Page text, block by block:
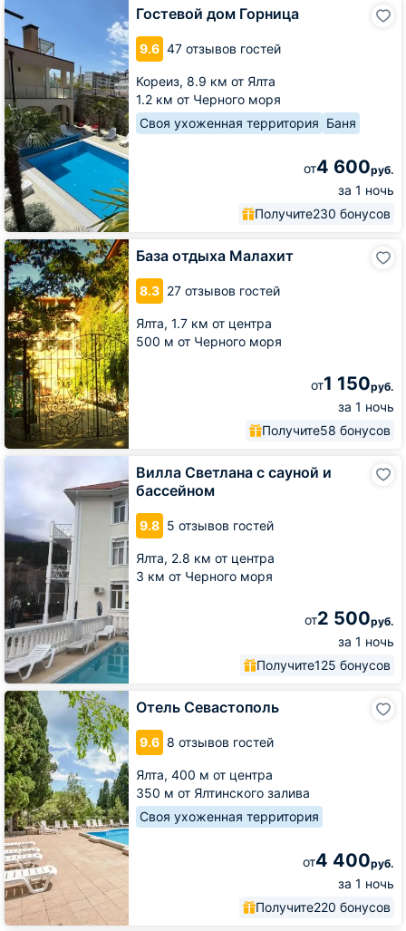
Гостевой дом Горница
9.6 47 отзывов гостей
Кореиз, 8.9 км от Ялта
1.2 км от Черного моря
Своя ухоженная территория Баня
от4 600руб.
за 1 ночь
Получите230 бонусов
Гостевой
дом
Горница
База отдыха Малахит
8.3 27 отзывов гостей
Ялта, 1.7 км от центра
500 м от Черного моря
от1 150руб.
за 1 ночь
Получите58 бонусов
База
отдыха
Малахит
Вилла Cветлана с сауной и
бассейном
9.8 5 отзывов гостей
Ялта, 2.8 км от центра
3 км от Черного моря
от2 500руб.
за 1 ночь
Получите125 бонусов
Вилла
сауной
бассейном
Отель Севастополь
9.6 8 отзывов гостей
Ялта, 400 м от центра
350 м от Ялтинского залива
Своя ухоженная территория
от4 400руб.
за 1 ночь
Получите220 бонусов
Отель
Севастополь